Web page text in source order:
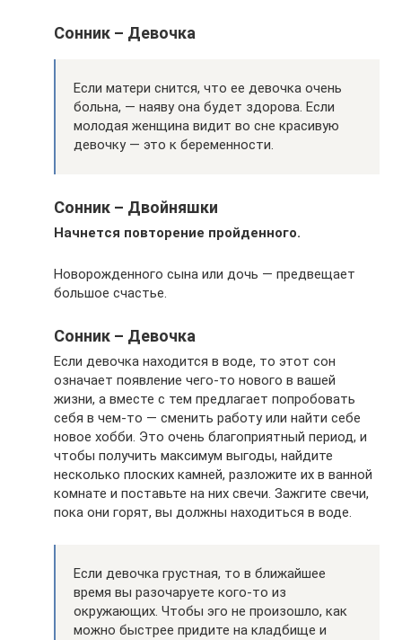
Сонник – Девочка
Если матери снится, что ее девочка очень
больна, — наяву она будет здорова. Если
молодая женщина видит во сне красивую
девочку — это к беременности.
Сонник – Двойняшки
Начнется повторение пройденного.
Новорожденного сына или дочь — предвещает
большое счастье.
Сонник – Девочка
Если девочка находится в воде, то этот сон
означает появление чего-то нового в вашей
жизни, а вместе с тем предлагает попробовать
себя в чем-то — сменить работу или найти себе
новое хобби. Это очень благоприятный период, и
чтобы получить максимум выгоды, найдите
несколько плоских камней, разложите их в ванной
комнате и поставьте на них свечи. Зажгите свечи,
пока они горят, вы должны находиться в воде.
Если девочка грустная, то в ближайшее
время вы разочаруете кого-то из
окружающих. Чтобы эго не произошло, как
можно быстрее придите на кладбище и